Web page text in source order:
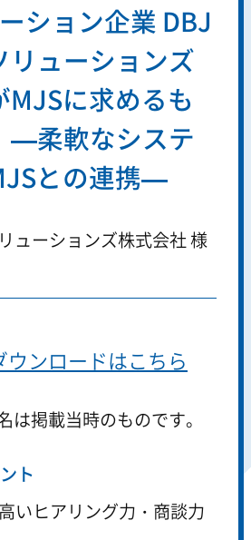
ション企業 DBJ
リューションズ
に求めるも
柔軟なシステ
との連携—
ューションズ株式会社 様
ウンロードはこちら
は掲載当時のものです。
ト
いヒアリング力・商談力